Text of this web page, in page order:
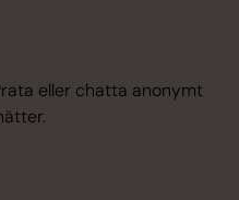
eller chatta anonymt